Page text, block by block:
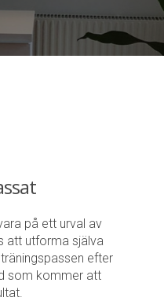
på ett urval av
att utforma själva
efter
som kommer att